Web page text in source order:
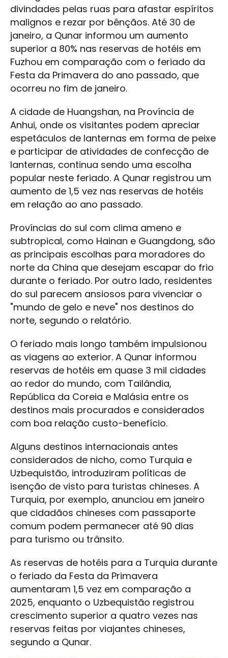
divindades pelas ruas para afastar espíritos
malignos e rezar por bênçãos. Até 30 de
janeiro, a Qunar informou um aumento
superior a 80% nas reservas de hotéis em
Fuzhou em comparação com o feriado da
Festa da Primavera do ano passado, que
ocorreu no fim de janeiro.
A cidade de Huangshan, na Província de
Anhui, onde os visitantes podem apreciar
espetáculos de lanternas em forma de peixe
e participar de atividades de confecção de
lanternas, continua sendo uma escolha
popular neste feriado. A Qunar registrou um
aumento de 1,5 vez nas reservas de hotéis
em relação ao ano passado.
Províncias do sul com clima ameno e
subtropical, como Hainan e Guangdong, são
as principais escolhas para moradores do
norte da China que desejam escapar do frio
durante o feriado. Por outro lado, residentes
do sul parecem ansiosos para vivenciar o
"mundo de gelo e neve" nos destinos do
norte, segundo o relatório.
O feriado mais longo também impulsionou
as viagens ao exterior. A Qunar informou
reservas de hotéis em quase 3 mil cidades
ao redor do mundo, com Tailândia,
República da Coreia e Malásia entre os
destinos mais procurados e considerados
com boa relação custo-benefício.
Alguns destinos internacionais antes
considerados de nicho, como Turquia e
Uzbequistão, introduziram políticas de
isenção de visto para turistas chineses. A
Turquia, por exemplo, anunciou em janeiro
que cidadãos chineses com passaporte
comum podem permanecer até 90 dias
para turismo ou trânsito.
As reservas de hotéis para a Turquia durante
o feriado da Festa da Primavera
aumentaram 1,5 vez em comparação a
2025, enquanto o Uzbequistão registrou
crescimento superior a quatro vezes nas
reservas feitas por viajantes chineses,
segundo a Qunar.